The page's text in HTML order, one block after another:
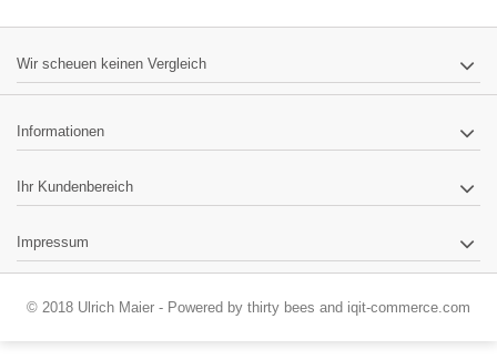
Wir scheuen keinen Vergleich
Informationen
Ihr Kundenbereich
Impressum
© 2018 Ulrich Maier - Powered by thirty bees and iqit-commerce.com